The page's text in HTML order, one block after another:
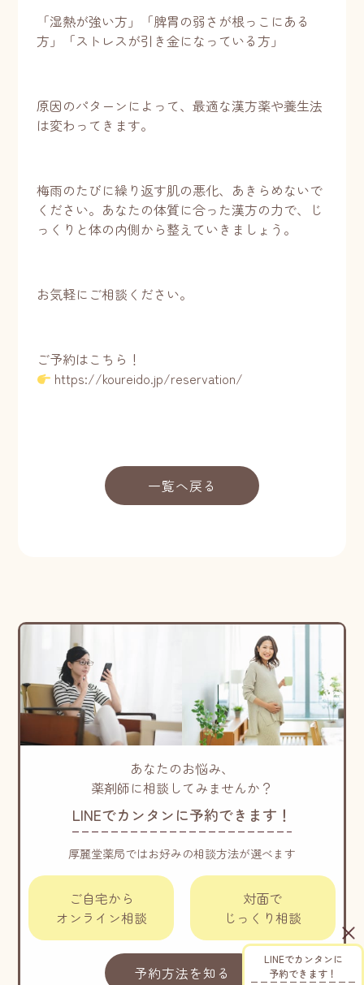
LINEでカンタンに
予約できます！
「湿熱が強い方」「脾胃の弱さが根っこにある
方」「ストレスが引き金になっている方」
原因のパターンによって、最適な漢方薬や養生法
は変わってきます。
梅雨のたびに繰り返す肌の悪化、あきらめないで
ください。あなたの体質に合った漢方の力で、じ
っくりと体の内側から整えていきましょう。
お気軽にご相談ください。
ご予約はこちら！
https://koureido.jp/reservation/
一覧へ戻る
あなたのお悩み、
薬剤師に相談してみませんか？
LINEでカンタンに予約できます！
厚麗堂薬局ではお好みの相談方法が選べます
ご自宅から
オンライン相談
対面で
じっくり相談
予約方法を知る